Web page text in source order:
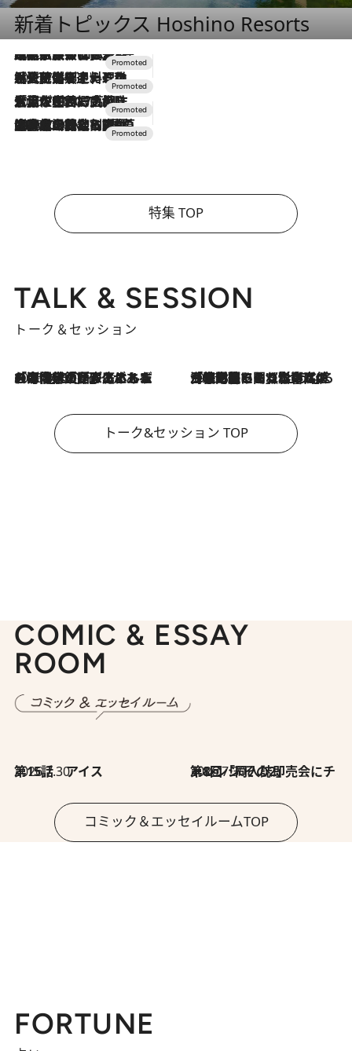
新着トピックス Hoshino Resorts
2026.7.31
【ホテル帰省】という選択肢をOMOが提案。家族とほどよい距離を保つには「昼は実家、夜は気兼ねなくホテルで！」
2026.7.24
【夏限定ディナーコース】旬を迎える稚鮎や花ズッキーニなどをイタリア・トスカーナの郷土料理の手法で満喫！
2026.7.17
「土佐和ハーブかき氷」がOMO7高知に登場！生姜、山椒、大葉など目にも舌にも涼を呼ぶ郷土の味
2026.7.10
NEW OPEN！【界 草津】名湯の地に誕生。趣の異なる2種の温泉と上州ならではの会席・蕎麦割烹など美食を味わう究極の癒やし旅
特集 TOP
TALK & SESSION
トーク＆セッション
2026.8.3
「今後値上げがあるとすれば…」「リスクがあるのは今年の冬」エネルギー専門家が語る、ホルムズ海峡封鎖が家庭にもたらす“ある心配” 2026.8.3
「住宅建てられない…」「サーチャージ料の高値が続いている」ホルムズ海峡封鎖による影響はいつまで続く？《エネルギー専門家に聞く“どうなる日本の暮らし”》
トーク&セッション TOP
COMIC & ESSAY
ROOM
2026.7.30
第15話 アイス 2026.7.30
第8回「同人誌即売会にチャレンジ その2」
コミック＆エッセイルームTOP
FORTUNE